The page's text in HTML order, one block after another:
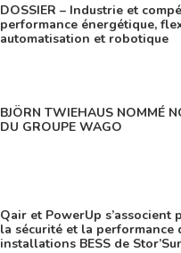
DOSSIER – Industrie et
performance énergétique,
automatisation et robotique
BJÖRN TWIEHAUS NOMMÉ
DU GROUPE WAGO
Qair et PowerUp s’associent
la sécurité et la performance
installations BESS de